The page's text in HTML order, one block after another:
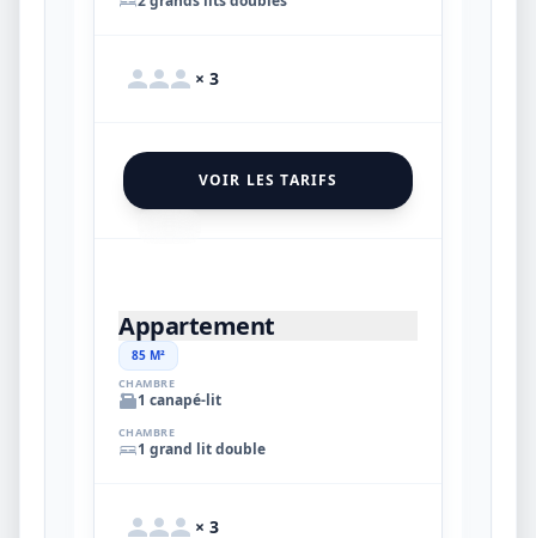
× 3
VOIR LES TARIFS
Appartement
85 M²
CHAMBRE
1 canapé-lit
CHAMBRE
1 grand lit double
× 3